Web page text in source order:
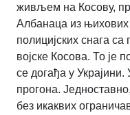
живљем на Косову,
Албанаца из њихових
полицијских снага
војске Косова. То је
се догађа у
прогона.
без икаквих